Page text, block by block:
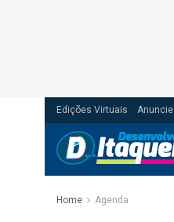
Edições Virtuais Anuncie
Home Agenda